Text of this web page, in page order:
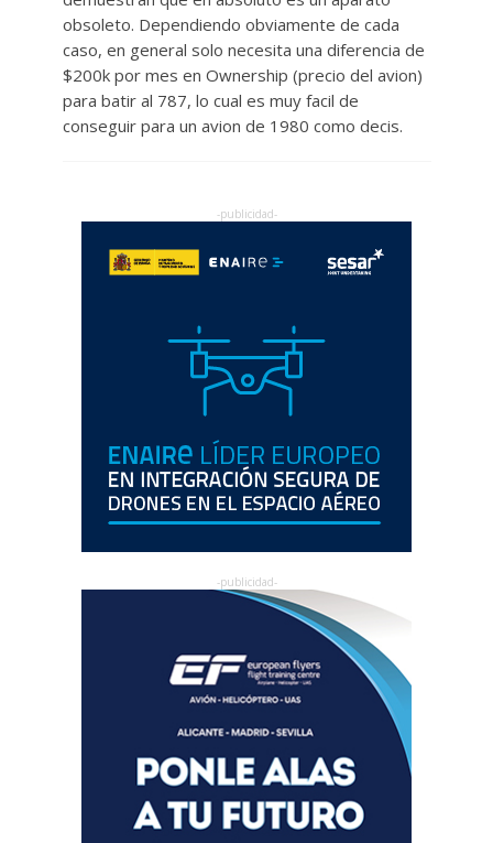
obsoleto. Dependiendo obviamente de cada
caso, en general solo necesita una diferencia de
$200k por mes en Ownership (precio del avion)
para batir al 787, lo cual es muy facil de
conseguir para un avion de 1980 como decis.